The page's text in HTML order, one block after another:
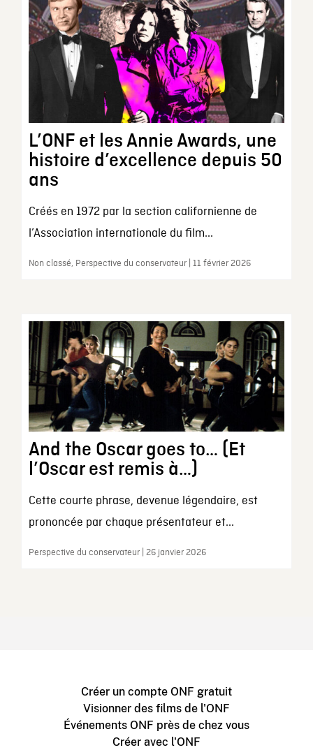
L’ONF et les Annie Awards, une
histoire d’excellence depuis 50
ans
Créés en 1972 par la section californienne de
l’Association internationale du film...
Non classé, Perspective du conservateur | 11 février 2026
And the Oscar goes to… (Et
l’Oscar est remis à…)
Cette courte phrase, devenue légendaire, est
prononcée par chaque présentateur et...
Perspective du conservateur | 26 janvier 2026
Créer un compte ONF gratuit
Visionner des films de l'ONF
Événements ONF près de chez vous
Créer avec l'ONF